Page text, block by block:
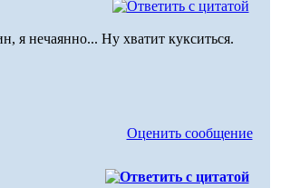
я нечаянно... Ну хватит кукситься.
Оценить сообщение